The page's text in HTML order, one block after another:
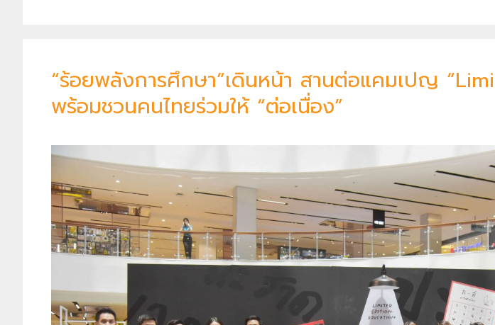
“ร้อยพลังการศึกษา”เดินหน้า สานต่อแคมเปญ
พร้อมชวนคนไทยร่วมให้ “ต่อเนื่อง”